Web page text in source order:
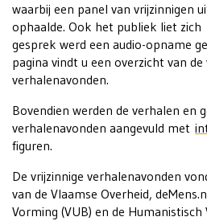
waarbij een panel van vrijzinnigen
ophaalde. Ook het publiek liet zich
gesprek werd een audio-opname
pagina vindt u een overzicht van de
verhalenavonden.
Bovendien werden de verhalen en
verhalenavonden aangevuld met
figuren.
De vrijzinnige verhalenavonden
van de Vlaamse Overheid,
Vorming (VUB) en de Humanistisch